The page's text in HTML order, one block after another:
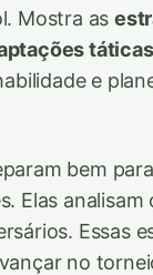
Mostra as
táticas
e
bem
Elas
Essas
no